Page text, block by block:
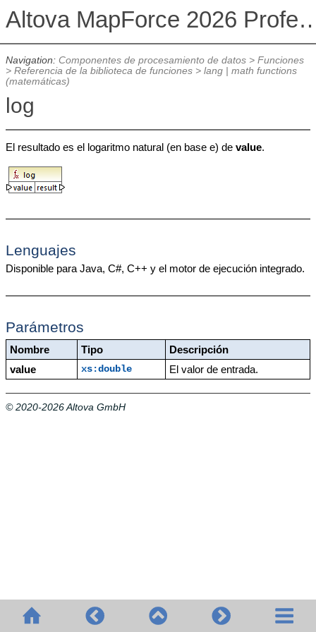
Altova MapForce
Navigation: Componentes de procesamiento de datos> Funciones
> Referencia de la biblioteca de funciones> lang | math functions
(matemáticas)
log
El resultado es el logaritmo natural (en base e) de value.
Lenguajes
Disponible para Java, C#, C++ y el motor de ejecución integrado.
Parámetros
Nombre Tipo
Descripción
value
xs:double El valor de entrada.
© 2020-2026 Altova GmbH